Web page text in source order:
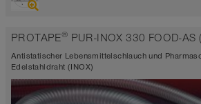
abriebfester Saugschlauch + Druckschlauch,
antistatisch < 10⁹
Wandstärke ca. 0,7 mm
-40°C bis 90°C (125°C)
PROTAPE® PUR-INOX 330 FOOD-AS
Antistatischer Lebensmittelschlauch und
Edelstahldraht (INOX)